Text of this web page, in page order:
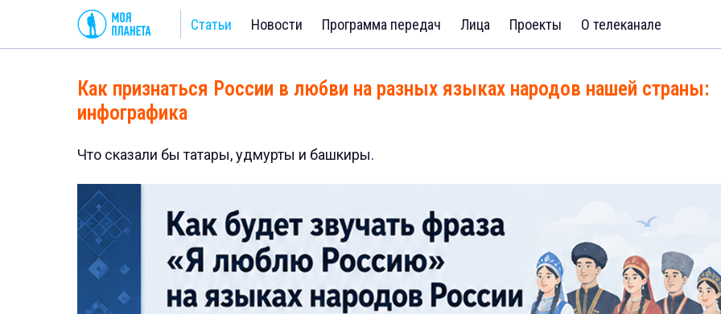
Статьи Новости Программа передач Лица Проекты О телеканале
Как признаться России в любви на разных языках народов нашей страны:
инфографика
Что сказали бы татары, удмурты и башкиры.